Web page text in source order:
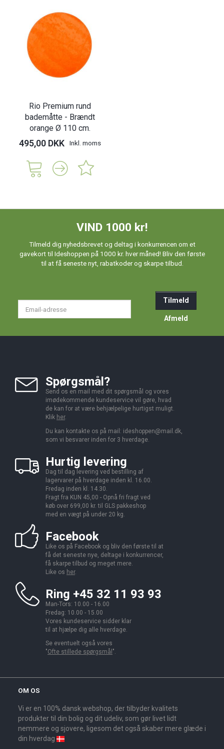
Rio Premium rund
bademåtte - Brændt
orange Ø 110 cm.
495,00 DKK Inkl. moms
VIND 1000 kr!
Tilmeld dig nyhedsbrevet og deltag i konkurrencen om et
gavekort til Ideshoppen på 1000 kr. hver måned! Bliv den første
til at få seneste nyt, rabatkoder og skarpe tilbud.
Tilmeld
Afmeld
Spørgsmål?
Send os en mail med dit spørgsmål og vores
imødekommende kundeservice vil gøre, hvad
de kan for at være behjælpelige hurtigst muligt.
Klik her.
Du kan kontakte os på mail: ideshoppen@mail.dk,
som vi besvarer inden for 3 hverdage.
Hurtig levering
Dag til dag levering ved bestilling af
lagervarer på hverdage inden kl. 16.00.
Fredag inden kl. 14.30.
Fragt fra KUN 45,00 - Opnå fri fragt ved
køb over 699,00 kr. til GLS pakkeshop
med en vægt på under 20 kg.
Facebook
Like os på Facebook og bliv den første til at
få det seneste nye, deltage i konkurrencer,
få skarpe tilbud og meget mere.
Like os her.
Ring +45 32 11 93 93
Man-Tors: 10.00 - 16.00
Fredag: 10.00 - 15.00
Vores kundeservice sidder klar
til at hjælpe dig alle hverdage.
Se eventuelt også vores
"Ofte stillede spørgsmål ".
OM OS
Vi er en 100% dansk webshop, der tilbyder kvalitets
produkter til din bolig og dit udeliv, som gør livet lidt
nemmere og sjovere, ligesom det også skaber mere glæde i
din hverdag